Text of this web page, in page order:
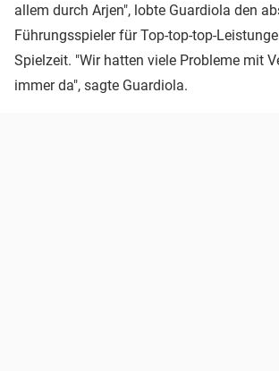
allem durch Arjen", lobte Guardiola den
Führungsspieler für Top-top-top-
Spielzeit. "Wir hatten viele Probleme mit
immer da", sagte Guardiola.